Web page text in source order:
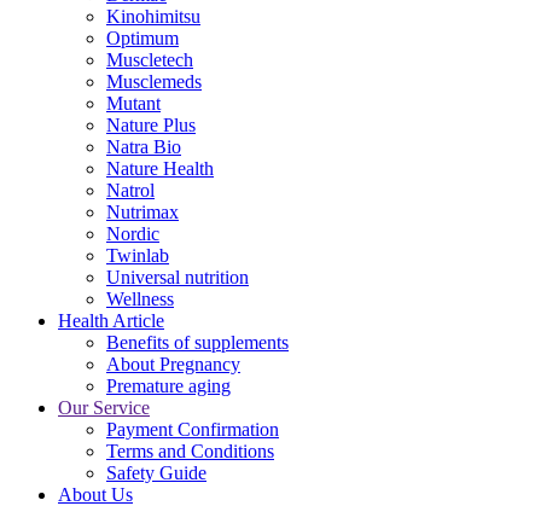
Kinohimitsu
Optimum
Muscletech
Musclemeds
Mutant
Nature Plus
Natra Bio
Nature Health
Natrol
Nutrimax
Nordic
Twinlab
Universal nutrition
Wellness
Health Article
Benefits of supplements
About Pregnancy
Premature aging
Our Service
Payment Confirmation
Terms and Conditions
Safety Guide
About Us